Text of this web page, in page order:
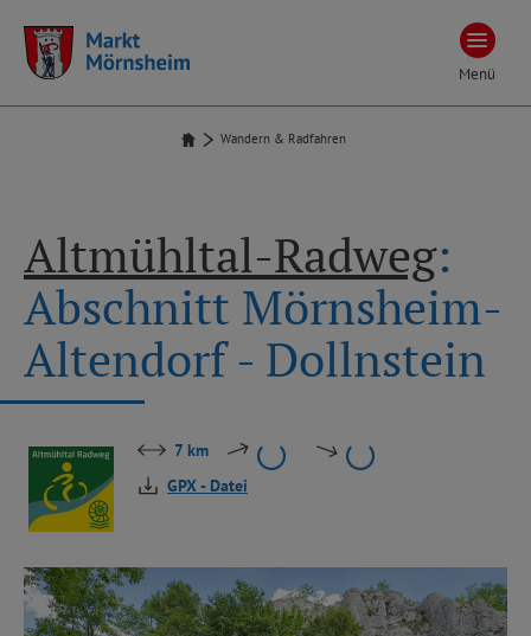
Menü
Wandern & Radfahren
Altmühltal-Radweg:
Abschnitt Mörnsheim-
Altendorf - Dollnstein
7 km
GPX - Datei